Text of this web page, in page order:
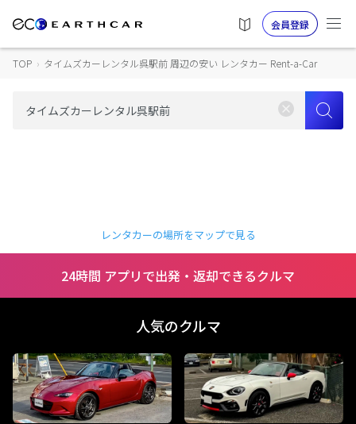
会員登録
TOP › タイムズカーレンタル呉駅前 周辺の安い レンタカー Rent-a-Car
レンタカーの場所をマップで見る
24時間 アプリで出発・返却できるクルマ
人気のクルマ